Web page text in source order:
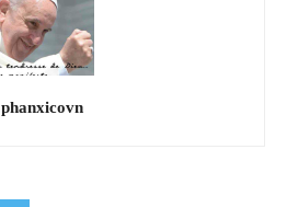
phanxicovn